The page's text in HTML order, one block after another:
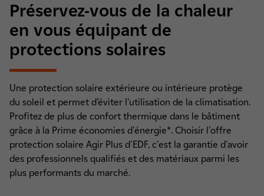
Préservez-vous de la chaleur
en vous équipant de
protections solaires
Une protection solaire extérieure ou intérieure protège
du soleil et permet d’éviter l’utilisation de la climatisation.
Profitez de plus de confort thermique dans le bâtiment
grâce à la Prime économies d'énergie*. Choisir l'offre
protection solaire Agir Plus d'EDF, c'est la garantie d'avoir
des professionnels qualifiés et des matériaux parmi les
plus performants du marché.